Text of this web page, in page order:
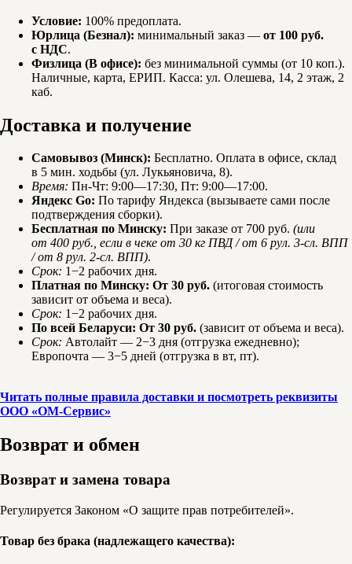
Условие: 100% предоплата.
Юрлица (Безнал): минимальный заказ — от 100 руб.
с НДС.
Физлица (В офисе): без минимальной суммы (от 10 коп.).
Наличные, карта, ЕРИП. Касса: ул. Олешева, 14, 2 этаж, 2
каб.
Доставка и получение
Самовывоз (Минск): Бесплатно. Оплата в офисе, склад
в 5 мин. ходьбы (ул. Лукьяновича, 8).
Время: Пн-Чт: 9:00—17:30, Пт: 9:00—17:00.
Яндекс Go: По тарифу Яндекса (вызываете сами после
подтверждения сборки).
Бесплатная по Минску: При заказе от 700 руб. (или
от 400 руб., если в чеке от 30 кг ПВД / от 6 рул. 3-сл. ВПП
/ от 8 рул. 2-сл. ВПП).
Срок: 1−2 рабочих дня.
Платная по Минску: От 30 руб. (итоговая стоимость
зависит от объема и веса).
Срок: 1−2 рабочих дня.
По всей Беларуси: От 30 руб. (зависит от объема и веса).
Срок: Автолайт — 2−3 дня (отгрузка ежедневно);
Европочта — 3−5 дней (отгрузка в вт, пт).
Читать полные правила доставки и посмотреть реквизиты
ООО «ОМ-Сервис»
Возврат и обмен
Возврат и замена товара
Регулируется Законом «О защите прав потребителей».
Товар без брака (надлежащего качества):